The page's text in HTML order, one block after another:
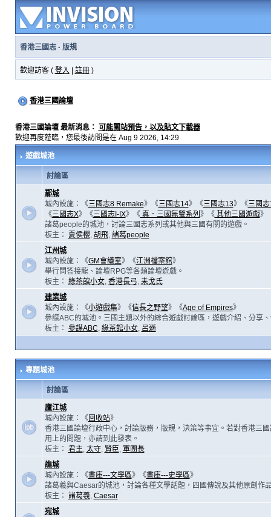
香港三國志· 版規
歡迎訪客 ( 登入 註冊)
香港三國論壇
香港三國論壇 最新消息： 可能關站預告，以及貼文下載器
歡迎再度蒞臨，您最後訪問是在 Aug 9 2026, 14:29
遊戲城池
討論區
鄴城
城內設施：《三國志8 Remake》《三國志14》《三國志13》《三國
《三國志X》《三國志I-IX》《真．三國無雙系列 》《其他三國遊戲》
諸葛people的城池，討論三國志系列或其他與三國有關的遊戲。
板主：
夏侯櫻, 胡飛, 諸葛people
江州城
城內設施：《GM會議室》《江洲檔案館》
舉行問答接龍、論壇RPG等各類論壇遊戲。
板主： 綠茶館小女, 香港長弓, 耒戈氏
建業城
城內設施：《小遊戲集》《信長之野望》《Age of Empires》
參謀ABC的城池。三國主題以外的綜合遊戲討論區，遊戲介紹、分享
板主： 參謀ABC, 綠茶館小女, 呂遜
專題城池
討論區
廬江城
城內設施：《回收站》
香港三國論壇行政中心，討論版務，版規，決策等事宜。若對香港三
用上的問題，亦請到此發表。
板主： 君主, 太守, 賢臣, 軍團長
譙城
城內設施：《書庫---文學區》《書庫---史學區》
諸葛羲與Caesar的城池，討論各種文學話題，四國傳說及其他原創作
板主： 諸葛羲, Caesar
宛城